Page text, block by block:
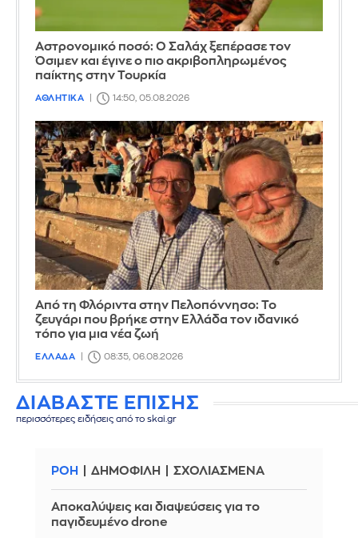
Αστρονομικό ποσό: Ο Σαλάχ ξεπέρασε τον
Όσιμεν και έγινε ο πιο ακριβοπληρωμένος
παίκτης στην Τουρκία
ΑΘΛΗΤΙΚΑ 14:50, 05.08.2026
Από τη Φλόριντα στην Πελοπόννησο: Το
ζευγάρι που βρήκε στην Ελλάδα τον ιδανικό
τόπο για μια νέα ζωή
ΕΛΛΑΔΑ 08:35, 06.08.2026
ΔΙΑΒΑΣΤΕ ΕΠΙΣΗΣ
περισσότερες ειδήσεις από το skai.gr
ΡΟΗ ΔΗΜΟΦΙΛΗ ΣΧΟΛΙΑΣΜΕΝΑ
Αποκαλύψεις και διαψεύσεις για το
παγιδευμένο drone